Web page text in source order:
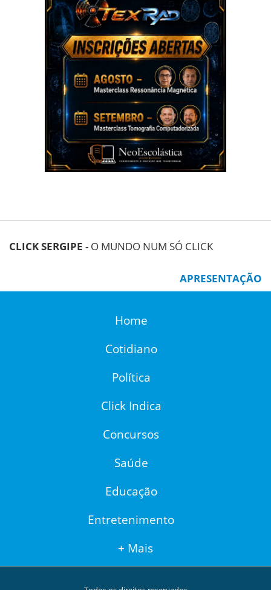
CLICK SERGIPE - O MUNDO NUM SÓ CLICK
APRESENTAÇÃO
Home
Cotidiano
Política
Click Indica
Concursos
Saúde
Educação
Entretenimento
+ Mais